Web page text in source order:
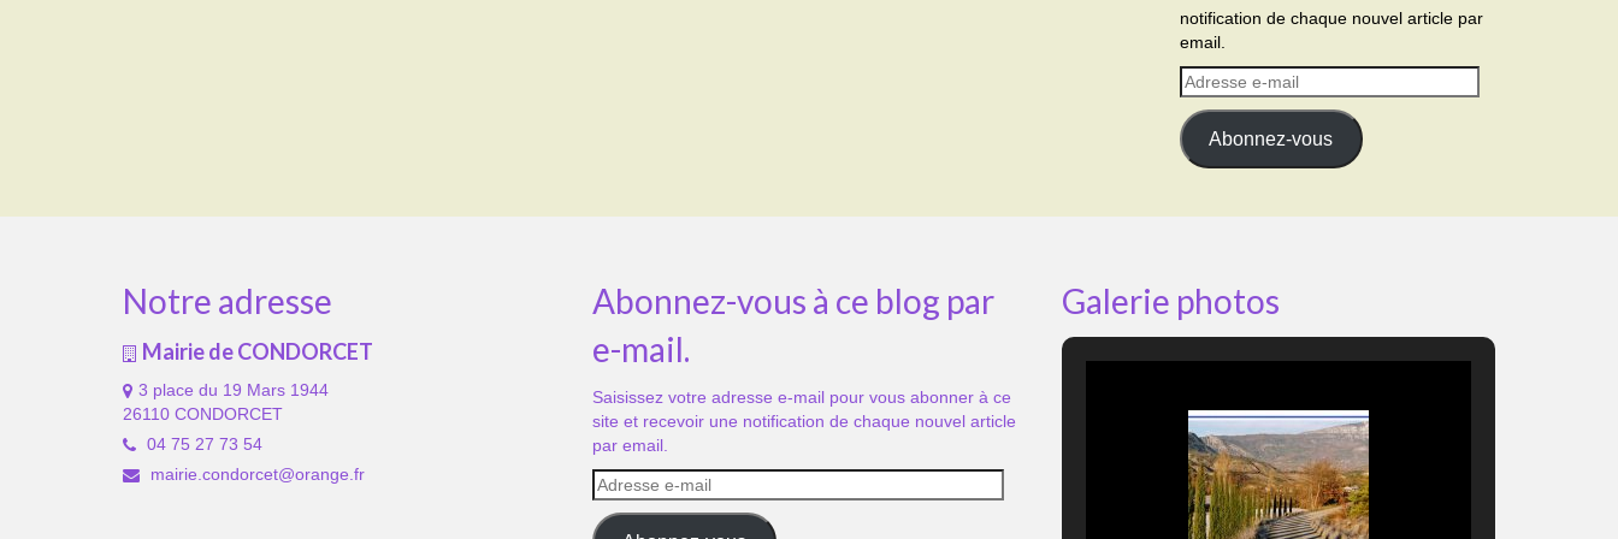
notification de chaque nouvel article par
email.
Adresse
e-
mail
Abonnez-vous
Notre adresse
Mairie de CONDORCET
3 place du 19 Mars 1944
26110 CONDORCET
04 75 27 73 54
mairie.condorcet@orange.fr
Abonnez-vous à ce blog par
e-mail.
Saisissez votre adresse e-mail pour vous abonner à ce
site et recevoir une notification de chaque nouvel article
par email.
Adresse
e-
mail
Galerie photos